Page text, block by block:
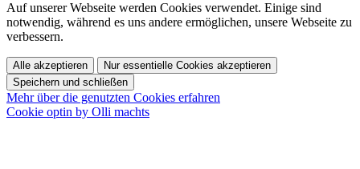
Auf unserer Webseite werden Cookies verwendet. Einige sind
notwendig, während es uns andere ermöglichen, unsere Webseite zu
verbessern.
Alle akzeptieren
Nur essentielle Cookies akzeptieren
Speichern und schließen
Mehr über die genutzten Cookies erfahren
Cookie optin by Olli machts